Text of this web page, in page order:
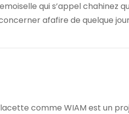
qui s’appel chahinez
afafire de quelque
comme WIAM est un